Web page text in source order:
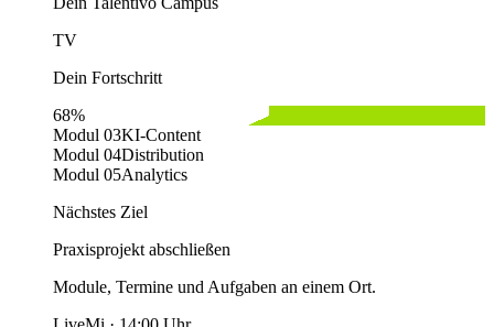
TV
Dein Fortschritt
68%
Modul 03KI-Content
Modul 04Distribution
Modul 05Analytics
Nächstes Ziel
Praxisprojekt abschließen
Module, Termine und Aufgaben an einem Ort.